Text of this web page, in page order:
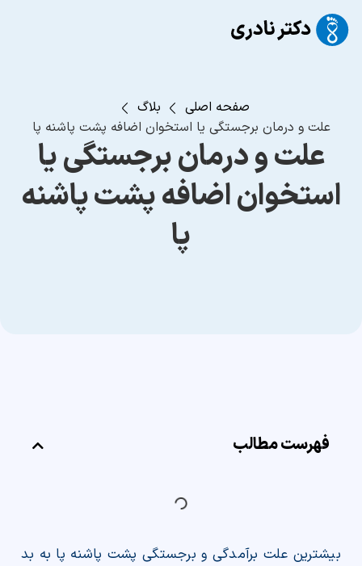
صفحه اصلی
بلاگ
علت و درمان برجستگی یا استخوان اضافه پشت پاشنه پا
علت و درمان برجستگی یا
استخوان اضافه پشت پاشنه
پا
فهرست مطالب
بیشترین علت برآمدگی و برجستگی پشت پاشنه پا به بد